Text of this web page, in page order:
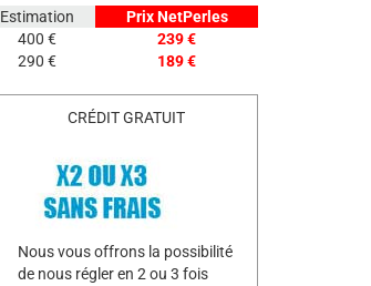
Estimation
Prix NetPerles
400 €
239 €
290 € 189 €
CRÉDIT GRATUIT
Nous vous offrons la possibilité
de nous régler en 2 ou 3 fois